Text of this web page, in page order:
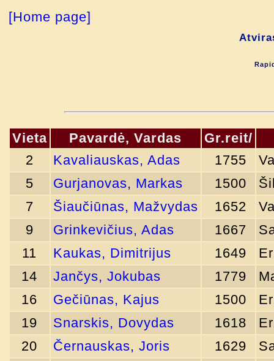
[Home page]
Vieta Pavardė, Vardas
Gr.reit/
2
Kavaliauskas, Adas 1755
5
Gurjanovas, Markas 1500
7
Šiaučiūnas, Mažvydas 1652
9
Grinkevičius, Adas 1667
11
Kaukas, Dimitrijus 1649
14
Jančys, Jokubas 1779
16
Gečiūnas, Kajus 1500
19
Snarskis, Dovydas 1618
20
Černauskas, Joris 1629